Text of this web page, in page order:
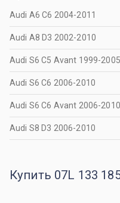
Audi A6 C6 2004-2011
Audi A8 D3 2002-2010
Audi S6 C5 Avant 1999-2005
Audi S6 C6 2006-2010
Audi S6 C6 Avant 2006-2010
Audi S8 D3 2006-2010
Купить 07L 133